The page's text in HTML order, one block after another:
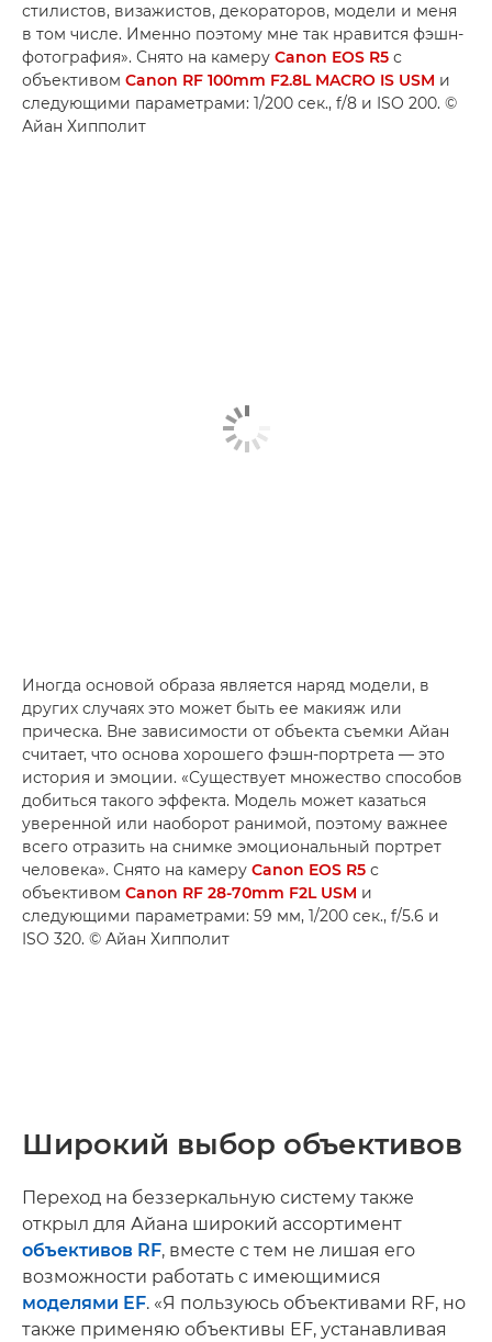
стилистов, визажистов, декораторов, модели и меня
в том числе. Именно поэтому мне так нравится фэшн-
фотография». Снято на камеру Canon EOS R5 с
объективом Canon RF 100mm F2.8L MACRO IS USM и
следующими параметрами: 1/200 сек., f/8 и ISO 200. ©
Айан Хипполит
Иногда основой образа является наряд модели, в
других случаях это может быть ее макияж или
прическа. Вне зависимости от объекта съемки Айан
считает, что основа хорошего фэшн-портрета — это
история и эмоции. «Существует множество способов
добиться такого эффекта. Модель может казаться
уверенной или наоборот ранимой, поэтому важнее
всего отразить на снимке эмоциональный портрет
человека». Снято на камеру Canon EOS R5 с
объективом Canon RF 28-70mm F2L USM и
следующими параметрами: 59 мм, 1/200 сек., f/5.6 и
ISO 320. © Айан Хипполит
Широкий выбор объективов
Переход на беззеркальную систему также
открыл для Айана широкий ассортимент
объективов RF, вместе с тем не лишая его
возможности работать с имеющимися
моделями EF. «Я пользуюсь объективами RF, но
также применяю объективы EF, устанавливая